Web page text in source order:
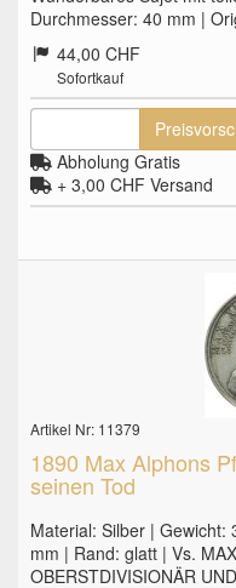
Durchmesser: 40 mm |
44,00 CHF
Sofortkauf
Abholung Gratis
+ 3,00 CHF Versand
Artikel Nr: 11379
1890 Max Alphons
seinen Tod
Material: Silber | Gewicht:
mm | Rand: glatt | Vs.
OBERSTDIVISIONÄR